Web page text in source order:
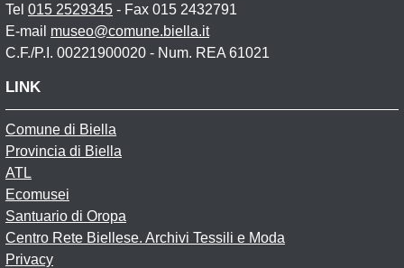
Tel 015 2529345 - Fax 015 2432791
E-mail museo@comune.biella.it
C.F./P.I. 00221900020 - Num. REA 61021
LINK
Comune di Biella
Provincia di Biella
ATL
Ecomusei
Santuario di Oropa
Centro Rete Biellese. Archivi Tessili e Moda
Privacy